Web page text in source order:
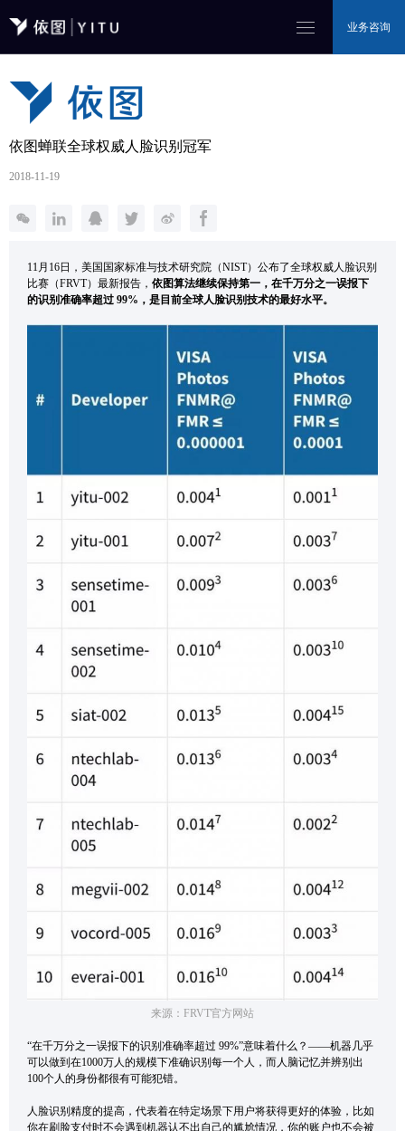
业务咨询
依图蝉联全球权威人脸识别冠军
2018-11-19
11月16日，美国国家标准与技术研究院（NIST）公布了全球权威人脸识别
比赛（FRVT）最新报告， 依图算法继续保持第一， 在千万分之一误报下
的识别准确率超过 99%，是目前全球人脸识别技术的最好水平。
来源：FRVT官方网站
“在千万分之一误报下的识别准确率超过 99%”意味着什么？——机器几乎
可以做到在1000万人的规模下准确识别每一个人，而人脑记忆并辨别出
100个人的身份都很有可能犯错。
人脸识别精度的提高，代表着在特定场景下用户将获得更好的体验，比如
你在刷脸支付时不会遇到机器认不出自己的尴尬情况，你的账户也不会被